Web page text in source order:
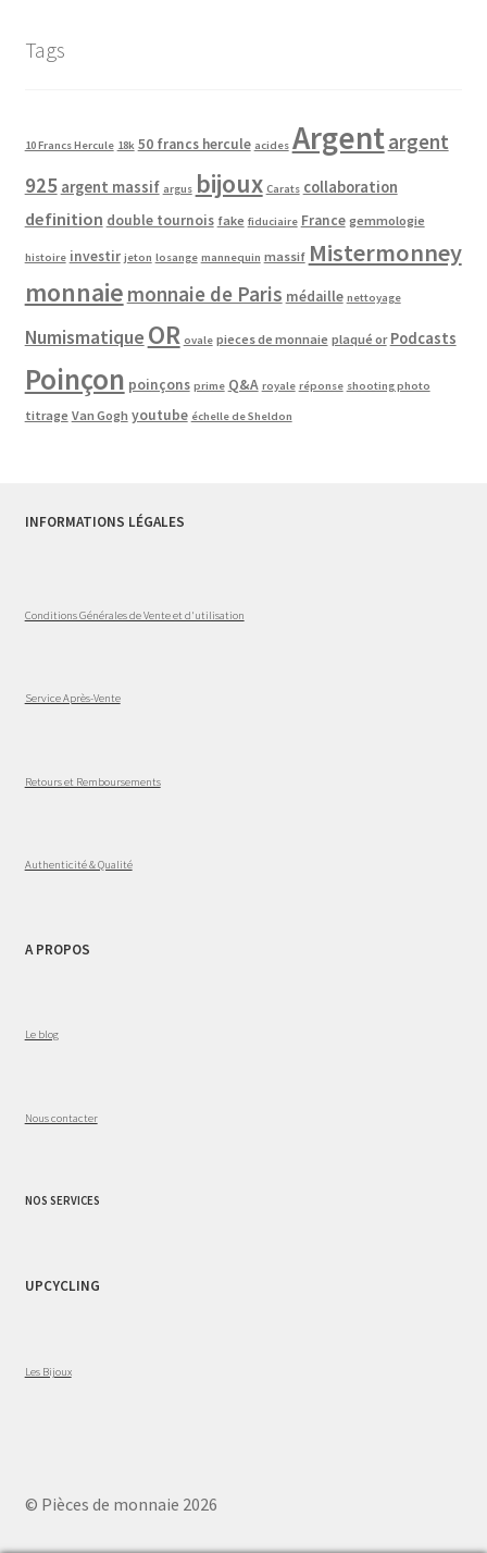
Tags
10 Francs Hercule 18k 50 francs hercule acides Argentargent
925 argent massif argus bijoux Carats collaboration
definition double tournois fake fiduciaire France gemmologie
histoire investir jeton losange mannequin massif Mistermonney
monnaie monnaie de Paris médaille nettoyage
Numismatique OR ovale pieces de monnaie plaqué or Podcasts
Poinçon poinçons prime Q&A royale réponse shooting photo
titrage Van Gogh youtube échelle de Sheldon
INFORMATIONS LÉGALES
Conditions Générales de Vente et d'utilisation
Service Après-Vente
Retours et Remboursements
Authenticité & Qualité
A PROPOS
Le blog
Nous contacter
NOS SERVICES
UPCYCLING
Les Bijoux
© Pièces de monnaie 2026